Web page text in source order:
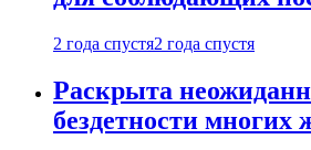
2 года спустя2 года спустя
Раскрыта
бездетности